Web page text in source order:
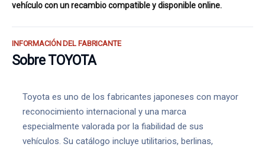
vehículo con un recambio compatible y disponible online.
INFORMACIÓN DEL FABRICANTE
Sobre TOYOTA
Toyota es uno de los fabricantes japoneses con mayor
reconocimiento internacional y una marca
especialmente valorada por la fiabilidad de sus
vehículos. Su catálogo incluye utilitarios, berlinas,